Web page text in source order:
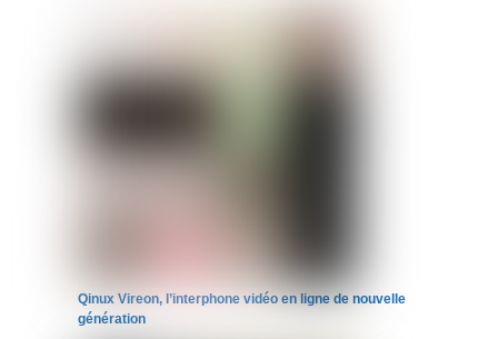
Qinux Vireon, l’interphone vidéo en ligne de nouvelle
génération